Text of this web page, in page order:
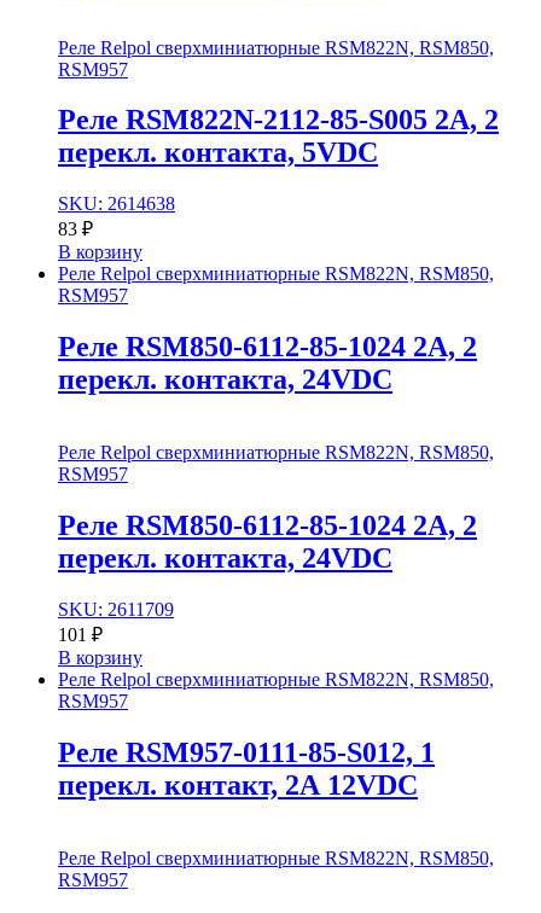
Реле Relpol сверхминиатюрные RSM822N, RSM850,
RSM957
Реле RSM822N-2112-85-S005 2A, 2
перекл. контакта, 5VDC
SKU: 2614638
83 ₽
В корзину
Реле Relpol сверхминиатюрные RSM822N, RSM850,
RSM957
Реле RSM850-6112-85-1024 2A, 2
перекл. контакта, 24VDC
Реле Relpol сверхминиатюрные RSM822N, RSM850,
RSM957
Реле RSM850-6112-85-1024 2A, 2
перекл. контакта, 24VDC
SKU: 2611709
101 ₽
В корзину
Реле Relpol сверхминиатюрные RSM822N, RSM850,
RSM957
Реле RSM957-0111-85-S012, 1
перекл. контакт, 2А 12VDC
Реле Relpol сверхминиатюрные RSM822N, RSM850,
RSM957